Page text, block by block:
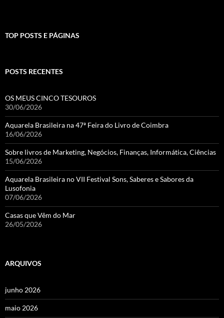
TOP POSTS E PÁGINAS
POSTS RECENTES
OS MEUS CINCO TESOUROS
30/06/2026
Aquarela Brasileira na 47ª Feira do Livro de Coimbra
16/06/2026
Sobre livros de Marketing, Negócios, Finanças, Informática, Ciências
15/06/2026
Aquarela Brasileira no VII Festival Sons, Saberes e Sabores da
Lusofonia
07/06/2026
Casas que Vêm do Mar
26/05/2026
ARQUIVOS
junho 2026
maio 2026